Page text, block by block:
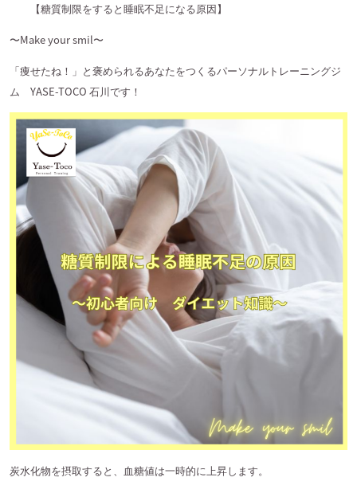
【糖質制限をすると睡眠不足になる原因】
〜Make your smil〜
「痩せたね！」と褒められるあなたをつくるパーソナルトレーニングジ
ム YASE-TOCO 石川です！
炭水化物を摂取すると、血糖値は一時的に上昇します。